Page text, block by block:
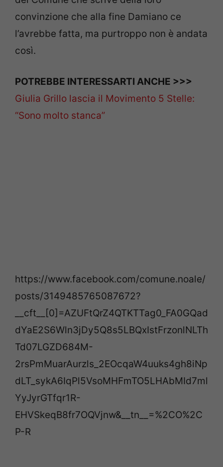
convinzione che alla fine Damiano ce
l’avrebbe fatta, ma purtroppo non è andata
così.
POTREBBE INTERESSARTI ANCHE >>>
Giulia Grillo lascia il Movimento 5 Stelle:
“Sono molto stanca”
https://www.facebook.com/comune.noale/
posts/3149485765087672?
__cft__[0]=AZUFtQrZ4QTKTTag0_FA0GQad
dYaE2S6Wln3jDy5Q8s5LBQxIstFrzonlNLTh
Td07LGZD684M-
2rsPmMuarAurzls_2EOcqaW4uuks4gh8iNp
dLT_sykA6IqPl5VsoMHFmTO5LHAbMId7ml
YyJyrGTfqr1R-
EHVSkeqB8fr7OQVjnw&__tn__=%2CO%2C
P-R